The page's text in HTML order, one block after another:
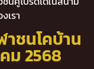
เรา
ชนโคบ้าน
ม 2568